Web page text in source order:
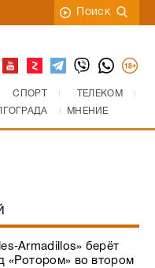
Поиск
СПОРТ
ТЕЛЕКОМ
МНЕНИЕ
берёт
«Ротором» во втором